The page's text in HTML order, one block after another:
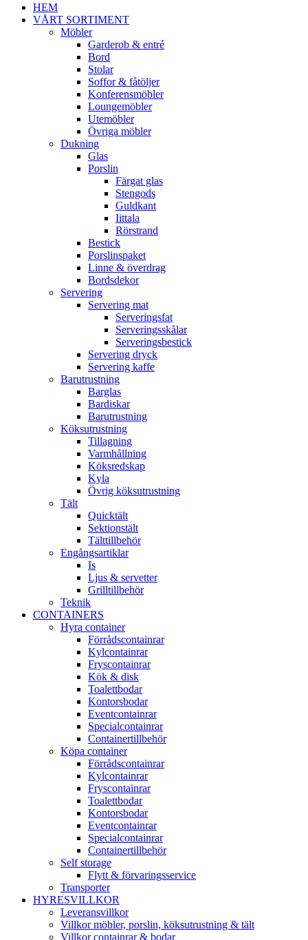
HEM
VÅRT SORTIMENT
Möbler
Garderob & entré
Bord
Stolar
Soffor & fåtöljer
Konferensmöbler
Loungemöbler
Utemöbler
Övriga möbler
Dukning
Glas
Porslin
Färgat glas
Stengods
Guldkant
Iittala
Rörstrand
Bestick
Porslinspaket
Linne & överdrag
Bordsdekor
Servering
Servering mat
Serveringsfat
Serveringsskålar
Serveringsbestick
Servering dryck
Servering kaffe
Barutrustning
Barglas
Bardiskar
Barutrustning
Köksutrustning
Tillagning
Varmhållning
Köksredskap
Kyla
Övrig köksutrustning
Tält
Quicktält
Sektionstält
Tälttillbehör
Engångsartiklar
Is
Ljus & servetter
Grilltillbehör
Teknik
CONTAINERS
Hyra container
Förrådscontainrar
Kylcontainrar
Fryscontainrar
Kök & disk
Toalettbodar
Kontorsbodar
Eventcontainrar
Specialcontainrar
Containertillbehör
Köpa container
Förrådscontainrar
Kylcontainrar
Fryscontainrar
Toalettbodar
Kontorsbodar
Eventcontainrar
Specialcontainrar
Containertillbehör
Self storage
Flytt & förvaringsservice
Transporter
HYRESVILLKOR
Leveransvillkor
Villkor möbler, porslin, köksutrustning & tält
Villkor containrar & bodar